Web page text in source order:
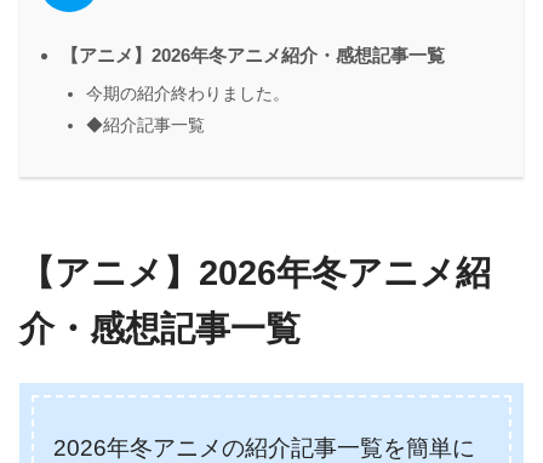
【アニメ】2026年冬アニメ紹介・感想記事一覧
今期の紹介終わりました。
◆紹介記事一覧
【アニメ】2026年冬アニメ紹
介・感想記事一覧
2026年冬アニメの紹介記事一覧を簡単に